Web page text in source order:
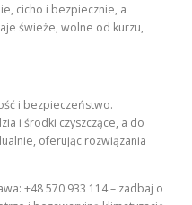
cicho i bezpiecznie, a
świeże, wolne od kurzu,
i bezpieczeństwo.
i środki czyszczące, a do
oferując rozwiązania
+48 570 933 114 – zadbaj o